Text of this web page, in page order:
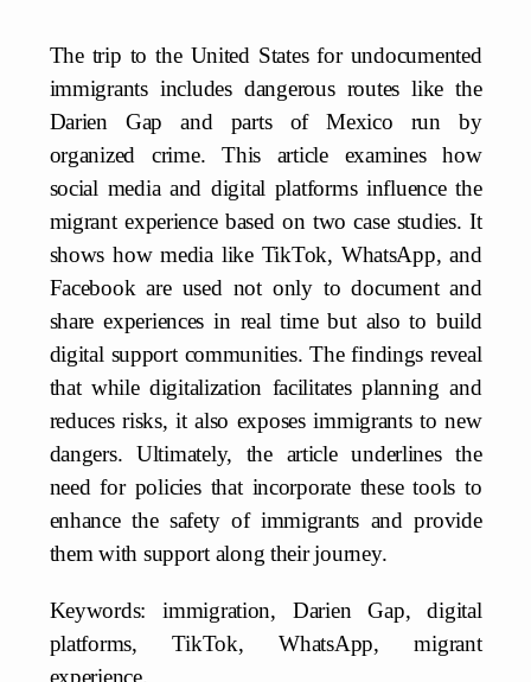
The trip to the United States for undocumented
immigrants includes dangerous routes like the
Darien Gap and parts of Mexico run by
organized crime. This article examines how
social media and digital platforms influence the
migrant experience based on two case studies. It
shows how media like TikTok, WhatsApp, and
Facebook are used not only to document and
share experiences in real time but also to build
digital support communities. The findings reveal
that while digitalization facilitates planning and
reduces risks, it also exposes immigrants to new
dangers. Ultimately, the article underlines the
need for policies that incorporate these tools to
enhance the safety of immigrants and provide
them with support along their journey.
Keywords: immigration, Darien Gap, digital
platforms, TikTok, WhatsApp, migrant
experience.